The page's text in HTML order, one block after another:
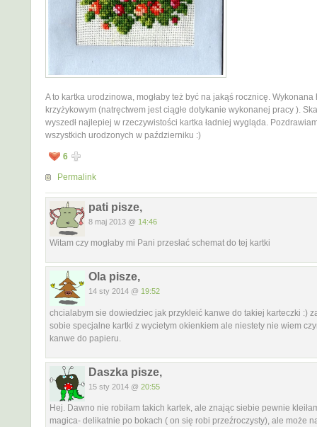
A to kartka urodzinowa, mogłaby też być na jakąś rocznicę. Wykonana
krzyżykowym (natręctwem jest ciągłe dotykanie wykonanej pracy ).
wyszedł najlepiej w rzeczywistości kartka ładniej wygląda.
wszystkich urodzonych w październiku :)
6
Permalink
pati pisze,
8 maj 2013 @ 14:46
Witam czy mogłaby mi Pani przesłać schemat do tej kartki
Ola pisze,
14 sty 2014 @ 19:52
chcialabym sie dowiedziec jak przykleić kanwe do takiej karteczki :)
sobie specjalne kartki z wycietym okienkiem ale niestety nie wiem
kanwe do papieru.
Daszka pisze,
15 sty 2014 @ 20:55
Hej. Dawno nie robiłam takich kartek, ale znając siebie pewnie
magica- delikatnie po bokach ( on się robi przeźroczysty), ale może